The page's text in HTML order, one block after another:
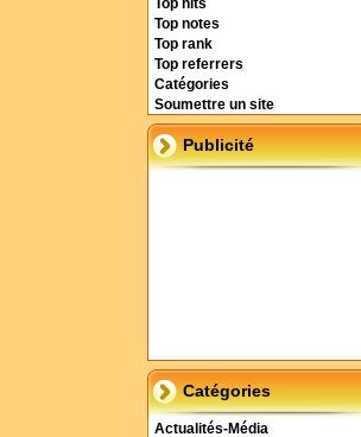
Top hits
Top notes
Top rank
Top referrers
Catégories
Soumettre un site
Publicité
Catégories
Actualités-Média